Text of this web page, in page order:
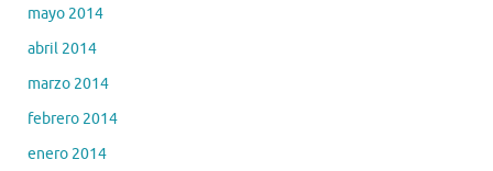
mayo 2014
abril 2014
marzo 2014
febrero 2014
enero 2014